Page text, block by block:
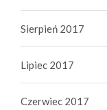
Sierpień 2017
Lipiec 2017
Czerwiec 2017